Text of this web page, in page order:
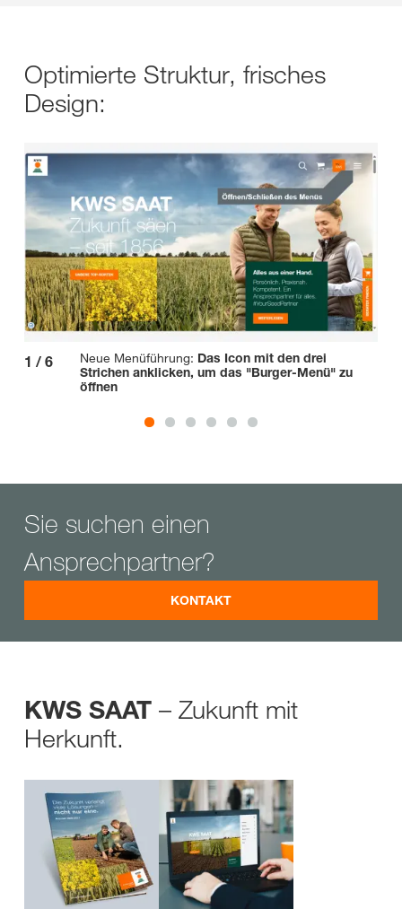
Optimierte Struktur, frisches
Design:
1 / 6 Neue Menüführung: Das Icon mit den drei
Strichen anklicken, um das "Burger-Menü" zu
öffnen
Sie suchen einen
Ansprechpartner?
KONTAKT
KWS SAAT – Zukunft mit
Herkunft.